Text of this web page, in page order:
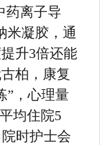
药离子导
米凝胶，通
升3倍还能
柏，康复
”，心理量
均住院5
时护士会